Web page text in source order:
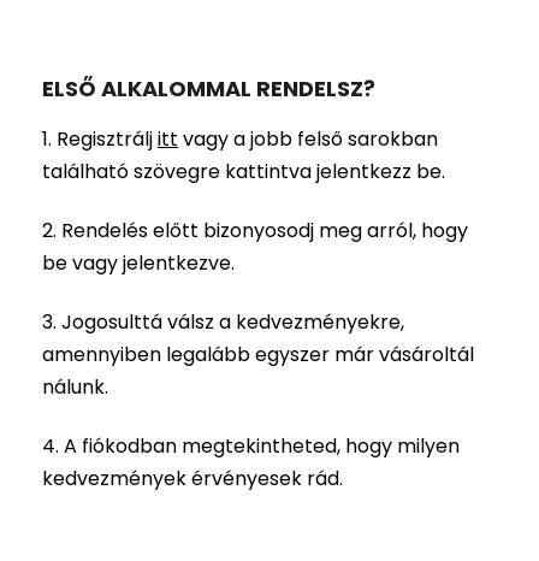
ELSŐ ALKALOMMAL RENDELSZ?
1. Regisztráljitt vagy a jobb felső sarokban
található szövegre kattintva jelentkezz be.
2. Rendelés előtt bizonyosodj meg arról, hogy
be vagy jelentkezve.
3. Jogosulttá válsz a kedvezményekre,
amennyiben legalább egyszer már vásároltál
nálunk.
4. A fiókodban megtekintheted, hogy milyen
kedvezmények érvényesek rád.